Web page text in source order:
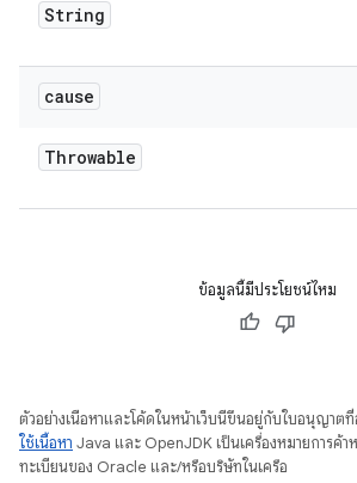
String
cause
Throwable
ข้อมูลนี้มีประโยชน์ไหม
ตัวอย่างเนื้อหาและโค้ดในหน้าเว็บนี้ขึ้นอยู่กับใบอนุญาตที่
ใช้เนื้อหา Java และ OpenJDK เป็นเครื่องหมายการค้า
ทะเบียนของ Oracle และ/หรือบริษัทในเครือ